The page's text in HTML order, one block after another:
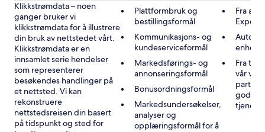
Klikkstrømdata – noen
ganger bruker vi
klikkstrømdata for å illustrere
din bruk av nettstedet vårt.
Klikkstrømdata er en
innsamlet serie hendelser
som representerer
besøkendes handlinger på
et nettsted. Vi kan
rekonstruere
nettstedsreisen din basert
på tidspunkt og sted for
Plattformbruk og
bestillingsformål
Kommunikasjons- og
kundeserviceformål
Markedsførings- og
annonseringsformål
Bonusordningsformål
Markedsundersøkelser,
analyser og
opplæringsformål for å
Fra
Fra
vår